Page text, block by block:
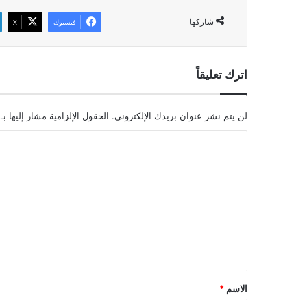
شاركها فيسبوك ‫X
اترك تعليقاً
لن يتم نشر عنوان بريدك الإلكتروني. الحقول الإلزامية مشار إليها بـ
*
الاسم *